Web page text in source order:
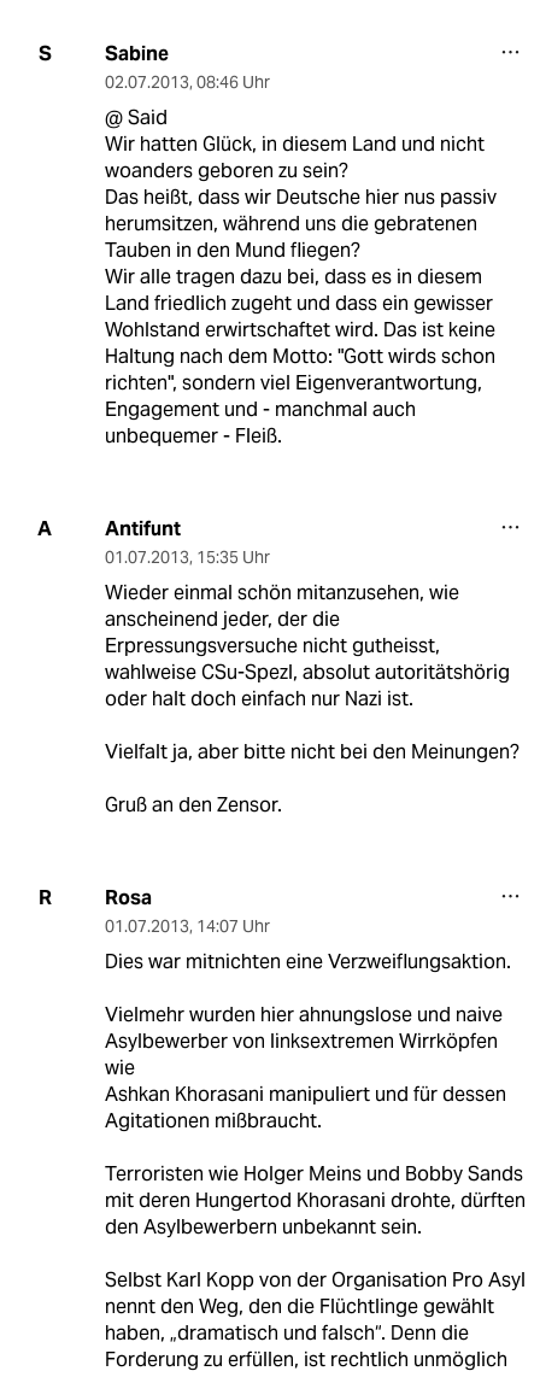
S Sabine
02.07.2013, 08:46 Uhr
@ Said
Wir hatten Glück, in diesem Land und nicht
woanders geboren zu sein?
Das heißt, dass wir Deutsche hier nus passiv
herumsitzen, während uns die gebratenen
Tauben in den Mund fliegen?
Wir alle tragen dazu bei, dass es in diesem
Land friedlich zugeht und dass ein gewisser
Wohlstand erwirtschaftet wird. Das ist keine
Haltung nach dem Motto: "Gott wirds schon
richten", sondern viel Eigenverantwortung,
Engagement und - manchmal auch
unbequemer - Fleiß.
A Antifunt
01.07.2013, 15:35 Uhr
Wieder einmal schön mitanzusehen, wie
anscheinend jeder, der die
Erpressungsversuche nicht gutheisst,
wahlweise CSu-Spezl, absolut autoritätshörig
oder halt doch einfach nur Nazi ist.
Vielfalt ja, aber bitte nicht bei den Meinungen?
Gruß an den Zensor.
R Rosa
01.07.2013, 14:07 Uhr
Dies war mitnichten eine Verzweiflungsaktion.
Vielmehr wurden hier ahnungslose und naive
Asylbewerber von linksextremen Wirrköpfen
wie
Ashkan Khorasani manipuliert und für dessen
Agitationen mißbraucht.
Terroristen wie Holger Meins und Bobby Sands
mit deren Hungertod Khorasani drohte, dürften
den Asylbewerbern unbekannt sein.
Selbst Karl Kopp von der Organisation Pro Asyl
nennt den Weg, den die Flüchtlinge gewählt
haben, „dramatisch und falsch“. Denn die
Forderung zu erfüllen, ist rechtlich unmöglich